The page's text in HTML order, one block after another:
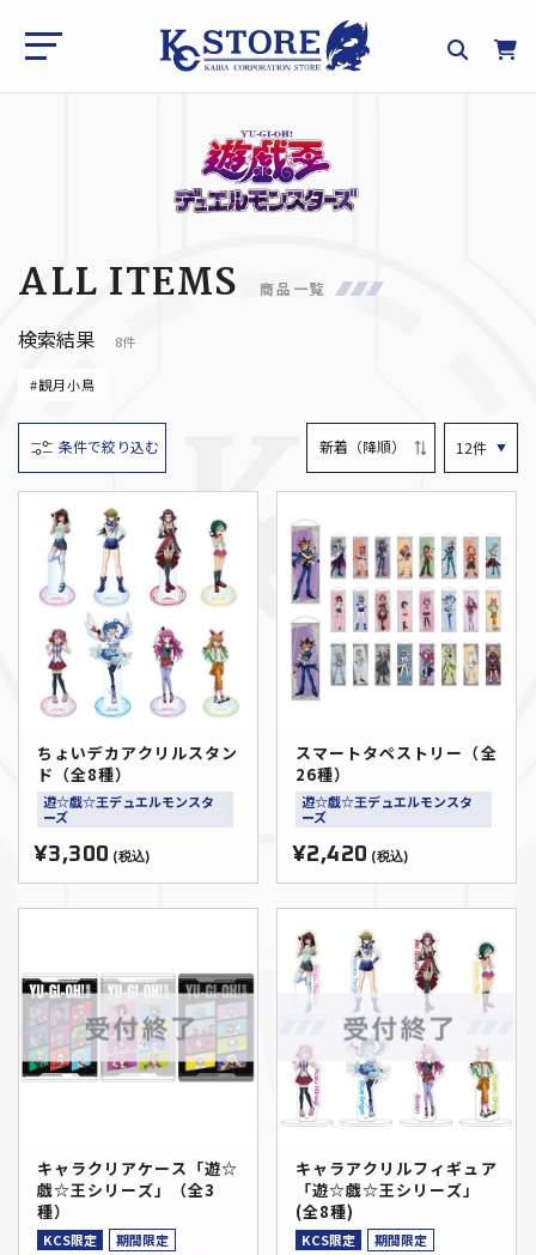
ALL ITEMS 商品一覧
検索結果 8件
#観月小鳥
条件で絞り込む
ちょいデカアクリルスタン
ド（全8種）
遊☆戯☆王デュエルモンスタ
ーズ
¥3,300 (税込)
スマートタペストリー（全
26種）
遊☆戯☆王デュエルモンスタ
ーズ
¥2,420 (税込)
キャラクリアケース「遊☆
戯☆王シリーズ」（全3
種）
KCS限定
期間限定
キャラアクリルフィギュア
「遊☆戯☆王シリーズ」
(全8種)
KCS限定
期間限定